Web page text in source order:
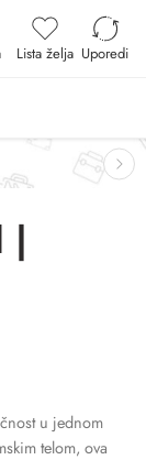
Lista želja Uporedi
|
u jednom
telom, ova